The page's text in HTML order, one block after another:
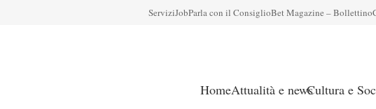
ServiziJobParla con il ConsiglioBet Magazine – Bollettino
HomeAttualità e newsCultura e